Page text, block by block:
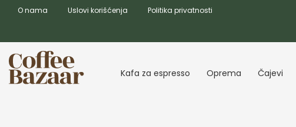
O nama Uslovi korišćenja Politika privatnosti
Kafa za espresso Oprema Čajevi